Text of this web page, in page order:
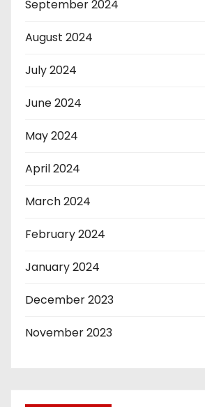
September 2024
August 2024
July 2024
June 2024
May 2024
April 2024
March 2024
February 2024
January 2024
December 2023
November 2023